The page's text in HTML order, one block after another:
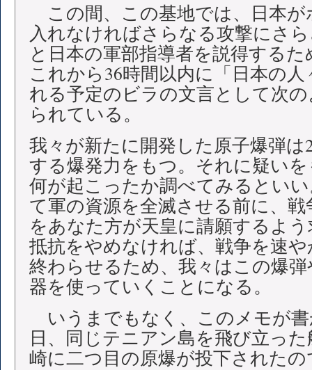
この間、この基地では、日本
入れなければさらなる攻撃にさ
と日本の軍部指導者を説得する
これから36時間以内に「日本の
れる予定のビラの文言として次
られている。
我々が新たに開発した原子爆弾は
する爆発力をもつ。それに疑い
何が起こったか調べてみるとい
て軍の資源を全滅させる前に、
をあなた方が天皇に請願するよ
抵抗をやめなければ、戦争を速
終わらせるため、我々はこの爆
器を使っていくことになる。
いうまでもなく、このメモが
日、同じテニアン島を飛び立っ
崎に二つ目の原爆が投下された